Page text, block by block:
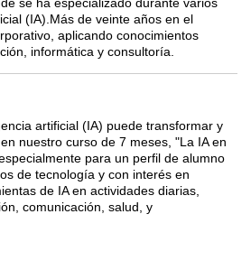
(IA).Más de veinte años en el
aplicando conocimientos
informática y consultoría.
artificial (IA) puede transformar y
nuestro curso de 7 meses, "La IA en
para un perfil de alumno
de tecnología y con interés en
de IA en actividades diarias,
comunicación, salud, y